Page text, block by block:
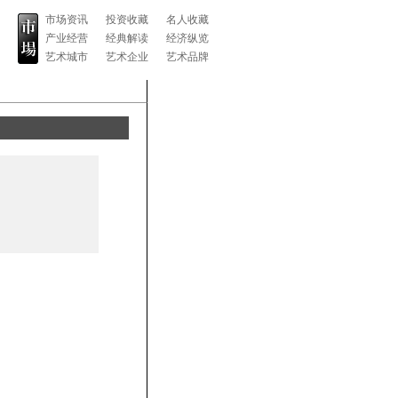
市场资讯
产业经营
艺术城市
投资收藏
经典解读
艺术企业
名人收藏
经济纵览
艺术品牌